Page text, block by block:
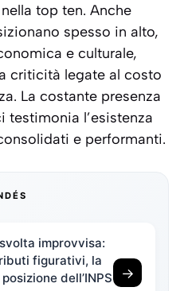
top ten. Anche
spesso in alto,
e culturale,
criticità legate al costo
La costante presenza
l’esistenza
e performanti.
improvvisa:
figurativi, la
dell’INPS
→